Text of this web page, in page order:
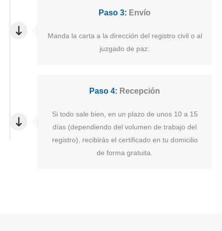
Paso 3: Envío
Manda la carta a la dirección del registro civil o al
juzgado de paz:
Paso 4: Recepción
Si todo sale bien, en un plazo de unos 10 a 15
días (dependiendo del volumen de trabajo del
registro), recibirás el certificado en tu domicilio
de forma gratuita.